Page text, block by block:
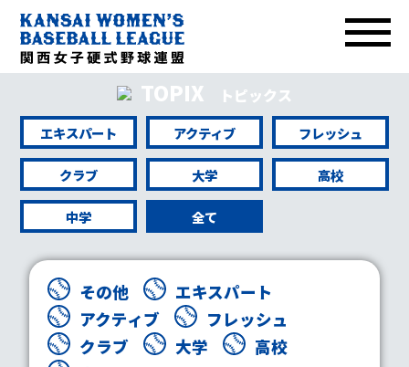
TOPIX トピックス
エキスパート アクティブ フレッシュ
クラブ 大学 高校
中学 全て
その他
エキスパート
アクティブ
フレッシュ
クラブ
大学
高校